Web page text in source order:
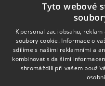
© 2026MKS
MKS Beseda, příspěvková
IČO: 00091758, DIČ:
Tyto webové
K personalizaci obsahu,
soubory cookie. Informace o
sdílíme s našimi reklamními a
kombinovat s dalšími
shromáždili při vašem